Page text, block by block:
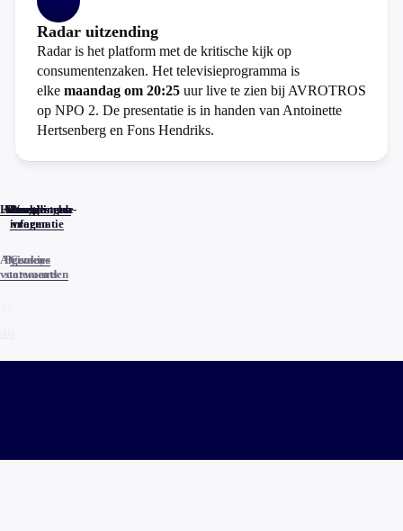
Radar uitzending
Radar is het platform met de kritische kijk op
consumentenzaken. Het televisieprogramma is
elke maandag om 20:25 uur live te zien bij AVROTROS
op NPO 2. De presentatie is in handen van Antoinette
Hertsenberg en Fons Hendriks.
Home
Actueel
Uitzendingen
Reacties
Programma-
informatie
Veelgestelde
vragen
Algemene
voorwaarden
Privacy
statements
Cookies